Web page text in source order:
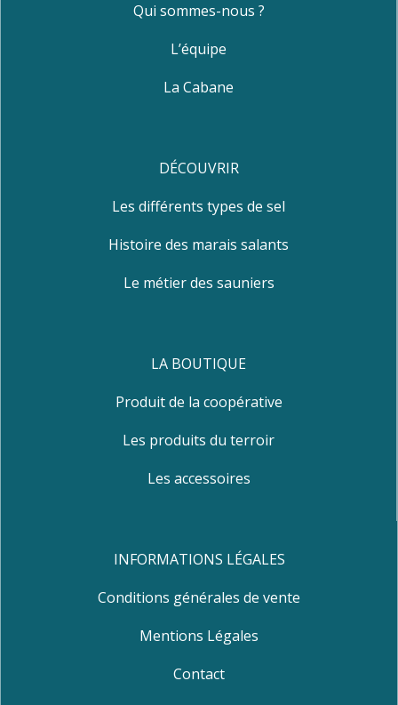
Qui sommes-nous ?
L’équipe
La Cabane
DÉCOUVRIR
Les différents types de sel
Histoire des marais salants
Le métier des sauniers
LA BOUTIQUE
Produit de la coopérative
Les produits du terroir
Les accessoires
INFORMATIONS LÉGALES
Conditions générales de vente
Mentions Légales
Contact